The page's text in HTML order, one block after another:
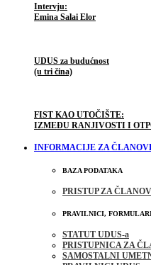
Intervju:
Emina Salai Elor
UDUS za budućnost
(u tri čina)
FIST KAO UTOČIŠTE:
IZMEĐU RANJIVOSTI I
INFORMACIJE ZA
BAZA PODATAKA
PRISTUP ZA
PRAVILNICI,
STATUT UDUS-a
PRISTUPNICA ZA
SAMOSTALNI